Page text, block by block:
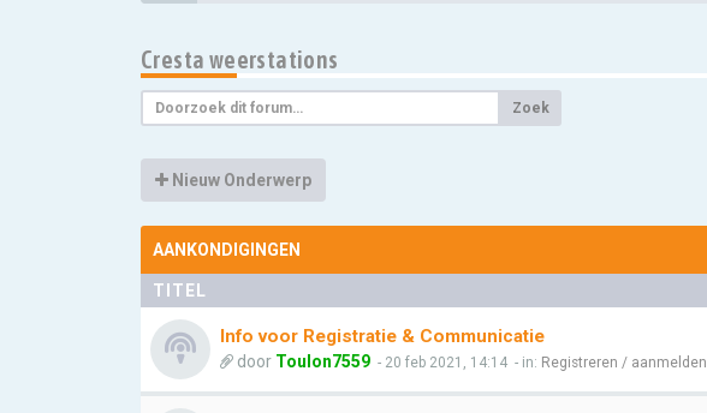
Cresta weerstations
Zoek
Nieuw Onderwerp
AANKONDIGINGEN
TITEL
Info voor Registratie & Communicatie
door Toulon7559 - 20 feb 2021, 14:14 - in: Registreren / aanmelden